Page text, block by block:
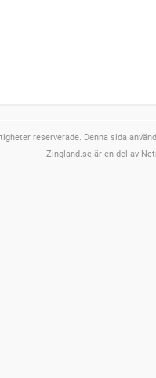
reserverade. Denna sida
Zingland.se är en del av